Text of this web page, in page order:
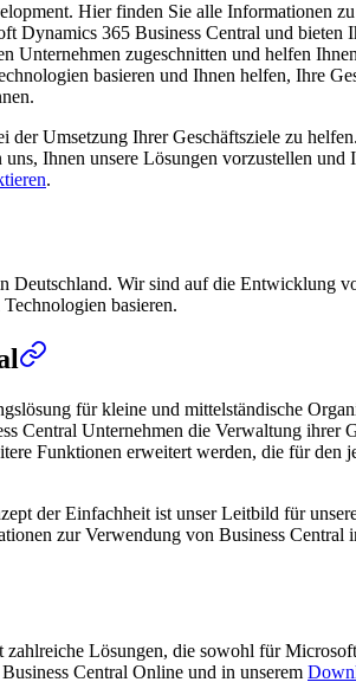
Hier finden Sie alle Informationen
365 Business Central und
zugeschnitten und helfen
basieren und Ihnen helfen, Ihre
der Umsetzung Ihrer Geschäftsziele zu
Ihnen unsere Lösungen vorzustellen
.
Deutschland. Wir sind auf die Entwicklung
basieren.
für kleine und mittelständische
Central Unternehmen die Verwaltung ihrer
Funktionen erweitert werden, die für den
der Einfachheit ist unser Leitbild für
zur Verwendung von Business Central
Lösungen, die sowohl für
Central Online und in unserem